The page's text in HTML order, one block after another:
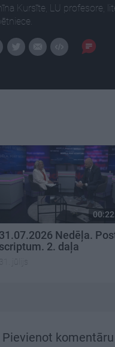
Kursīte, LU profesore,
31.07.2026 Nedēļa.
scriptum. 2. daļa
31. jūlijs
Pievienot komentāru